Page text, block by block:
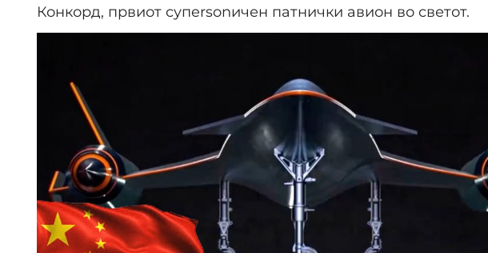
Конкорд, првиот супersonичен патнички авион во светот.